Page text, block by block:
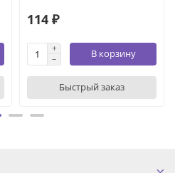
114 ₽
В корзину
Быстрый заказ